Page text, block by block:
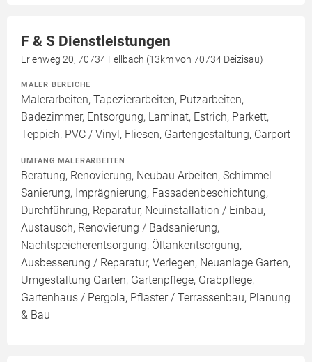
F & S Dienstleistungen
Erlenweg 20, 70734 Fellbach (13km von 70734 Deizisau)
MALER BEREICHE
Malerarbeiten, Tapezierarbeiten, Putzarbeiten,
Badezimmer, Entsorgung, Laminat, Estrich, Parkett,
Teppich, PVC / Vinyl, Fliesen, Gartengestaltung, Carport
UMFANG MALERARBEITEN
Beratung, Renovierung, Neubau Arbeiten, Schimmel-
Sanierung, Imprägnierung, Fassadenbeschichtung,
Durchführung, Reparatur, Neuinstallation / Einbau,
Austausch, Renovierung / Badsanierung,
Nachtspeicherentsorgung, Öltankentsorgung,
Ausbesserung / Reparatur, Verlegen, Neuanlage Garten,
Umgestaltung Garten, Gartenpflege, Grabpflege,
Gartenhaus / Pergola, Pflaster / Terrassenbau, Planung
& Bau